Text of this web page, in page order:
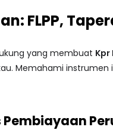
FLPP,
yang membuat Kpr
Memahami